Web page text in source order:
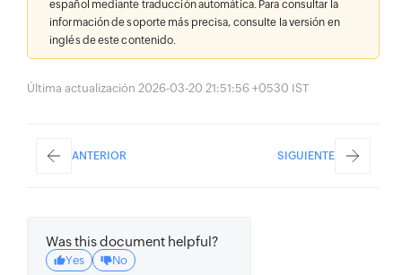
español mediante traducción automática. Para consultar la
información de soporte más precisa, consulte la versión en
inglés de este contenido.
Última actualización 2026-03-20 21:51:56 +0530 IST
ANTERIOR SIGUIENTE
Was this document helpful?
Yes No